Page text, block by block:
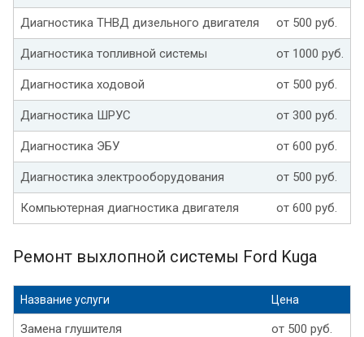
Диагностика ТНВД дизельного двигателя от 500 руб.
Диагностика топливной системы от 1000 руб.
Диагностика ходовой от 500 руб.
Диагностика ШРУС от 300 руб.
Диагностика ЭБУ от 600 руб.
Диагностика электрооборудования от 500 руб.
Компьютерная диагностика двигателя от 600 руб.
Ремонт выхлопной системы Ford Kuga
Название услуги Цена
Замена глушителя от 500 руб.